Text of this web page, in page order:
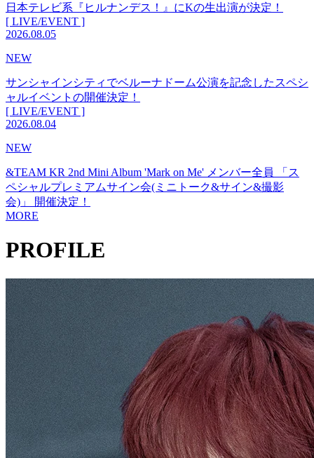
日本テレビ系『ヒルナンデス！』にKの生出演が決定！
[ LIVE/EVENT ]
2026.08.05
NEW
サンシャインシティでベルーナドーム公演を記念したスペシ
ャルイベントの開催決定！
[ LIVE/EVENT ]
2026.08.04
NEW
&TEAM KR 2nd Mini Album 'Mark on Me' メンバー全員 「ス
ペシャルプレミアムサイン会(ミニトーク&サイン&撮影
会)」 開催決定！
MORE
PROFILE